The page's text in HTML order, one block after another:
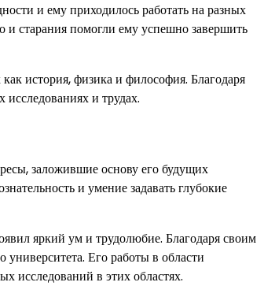
и ему приходилось работать на разных
и старания помогли ему успешно завершить
история, физика и философия. Благодаря
и трудах.
заложившие основу его будущих
и умение задавать глубокие
яркий ум и трудолюбие. Благодаря своим
Его работы в области
исследований в этих областях.